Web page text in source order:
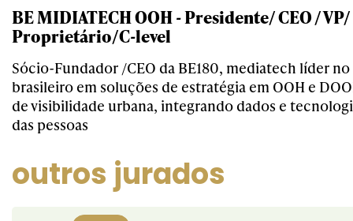
BE MIDIATECH OOH - Presidente/ CEO /
Proprietário/C-level
Sócio-Fundador /CEO da BE180, mediatech líder
brasileiro em soluções de estratégia em OOH e
de visibilidade urbana, integrando dados e
das pessoas
outros jurados